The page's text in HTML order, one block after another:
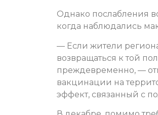
Однако послабления
когда наблюдались
— Если жители
возвращаться к той
преждевременно, —
вакцинации на
эффект, связанный с